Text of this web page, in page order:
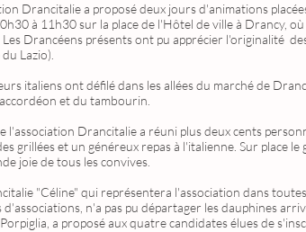
Drancitalie a proposé deux jours d'animations
à 11h30 sur la place de l'Hôtel de ville à Drancy,
Drancéens présents ont pu apprécier l'originalité
Lazio).
italiens ont défilé dans les allées du marché de
et du tambourin.
Drancitalie a réuni plus deux cents
grillées et un généreux repas à l'italienne. Sur place
joie de tous les convives.
"Céline" qui représentera l'association dans
n'a pas pu départager les dauphines
a proposé aux quatre candidates élues de